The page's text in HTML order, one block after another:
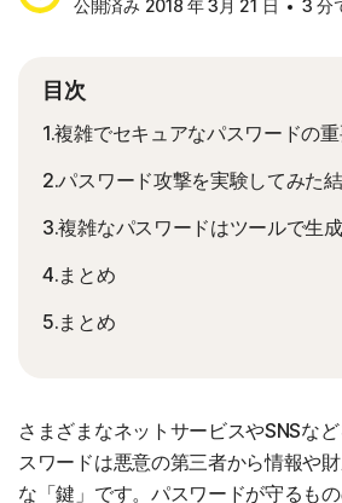
公開済み 2018 年 3月 21 日
3 分
目次
1.複雑でセキュアなパスワードの
2.パスワード攻撃を実験してみた
3.複雑なパスワードはツールで生
4.まとめ
5.まとめ
さまざまなネットサービスやSNSな
スワードは悪意の第三者から情報や
な「鍵」です。パスワードが守るも